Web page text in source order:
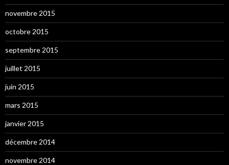
novembre 2015
octobre 2015
septembre 2015
juillet 2015
juin 2015
mars 2015
janvier 2015
décembre 2014
novembre 2014